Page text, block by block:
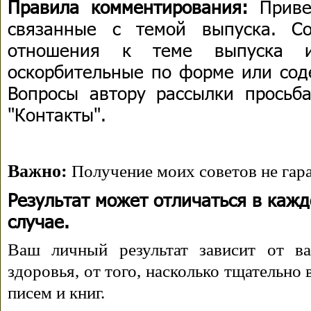
Правила комментирования:
связанные с темой выпуска.
отношения к теме выпуска
оскорбительные по форме или
Вопросы автору рассылки
"Контакты".
Важно: Получение моих советов не
Результат может отличаться в
случае.
Ваш личный результат зависит от
здоровья, от того, насколько
писем и книг.